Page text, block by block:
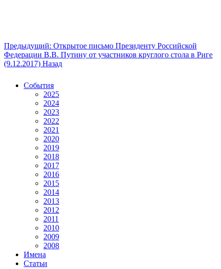
Предыдущий: Открытое письмо Президенту Российской
Федерации В.В. Путину от участников круглого стола в Риге
(9.12.2017) Назад
События
2025
2024
2023
2022
2021
2020
2019
2018
2017
2016
2015
2014
2013
2012
2011
2010
2009
2008
Имена
Статьи